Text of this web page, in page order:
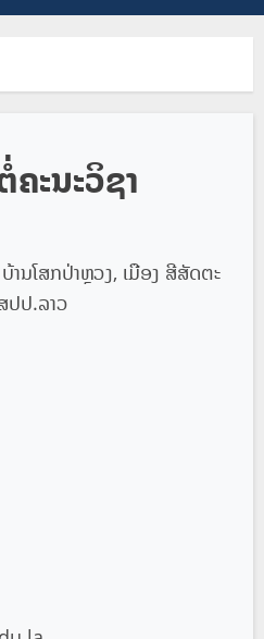
ະນະວິຊາ
ນໂສກປ່າຫຼວງ, ເມືອງ ສີສັດຕະ
ປປ.ລາວ